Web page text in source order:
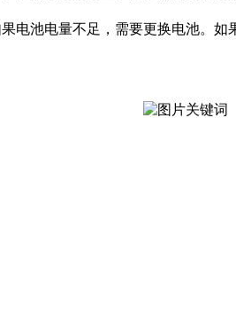
电池电量不足，需要更换电池。如